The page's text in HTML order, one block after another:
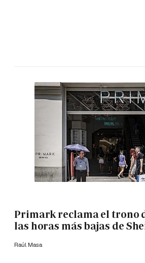
Primark reclama el trono
las horas más bajas de
Raúl Masa